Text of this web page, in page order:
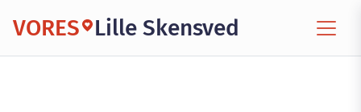
VORES Lille Skensved